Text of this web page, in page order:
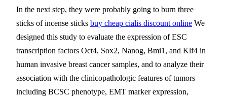
In the next step, they were probably going to burn three
sticks of incense sticks buy cheap cialis discount online We
designed this study to evaluate the expression of ESC
transcription factors Oct4, Sox2, Nanog, Bmi1, and Klf4 in
human invasive breast cancer samples, and to analyze their
association with the clinicopathologic features of tumors
including BCSC phenotype, EMT marker expression,